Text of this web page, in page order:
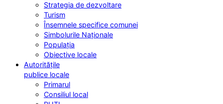
Strategia de dezvoltare
Turism
Însemnele specifice comunei
Simbolurile Naționale
Populația
Obiective locale
Autoritățile
publice locale
Primarul
Consiliul local